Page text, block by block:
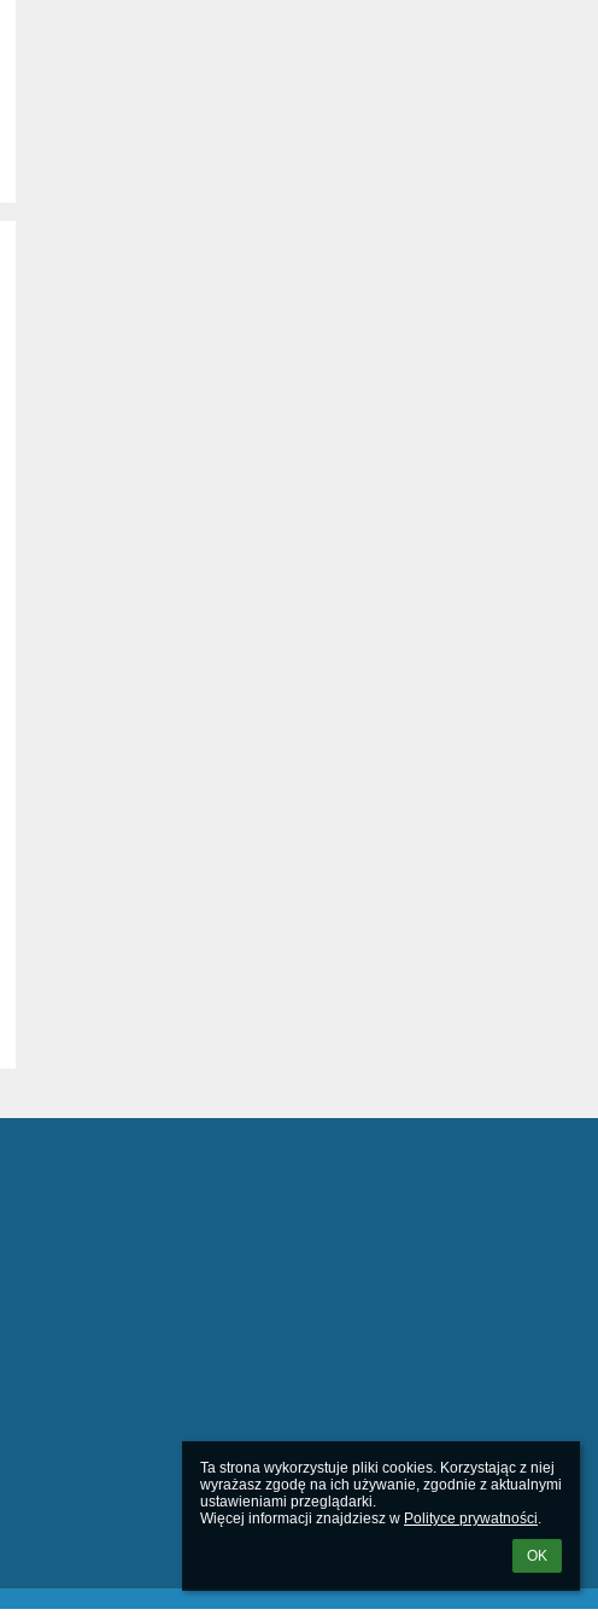
Ta strona wykorzystuje pliki cookies. Korzystając z niej
wyrażasz zgodę na ich używanie, zgodnie z aktualnymi
ustawieniami przeglądarki.
Więcej informacji znajdziesz w Polityce prywatności.
OK
Powered byaSc EduPage